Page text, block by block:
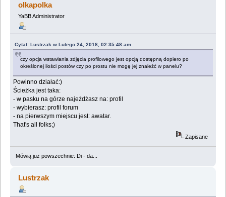
olkapolka
YaBB Administrator
Cytat: Lustrzak w Lutego 24, 2018, 02:35:48 am
czy opcja wstawiania zdjęcia profilowego jest opcją dostępną dopiero po
określonej ilości postów czy po prostu nie mogę jej znaleźć w panelu?
Powinno działać:)
Ścieżka jest taka:
- w pasku na górze najeżdżasz na: profil
- wybierasz: profil forum
- na pierwszym miejscu jest: awatar.
That's all folks;)
Zapisane
Mówią już powszechnie: Di - da...
Lustrzak